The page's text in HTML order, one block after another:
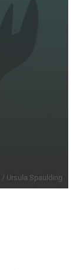
/ Ursula Spaulding